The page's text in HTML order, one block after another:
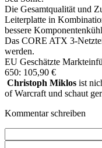
Die Gesamtqualität und
Leiterplatte in
bessere
Das CORE ATX 3-
werden.
EU Geschätzte
650: 105,90 €
Christoph Miklos ist
of Warcraft und schaut
Kommentar schreiben